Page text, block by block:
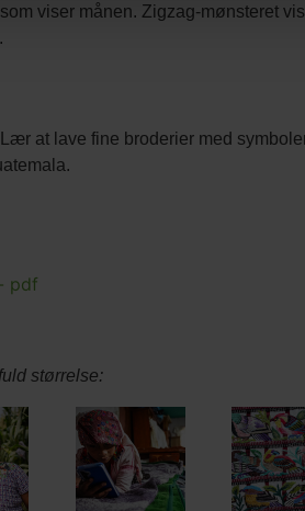
viser månen. Zigzag-mønsteret
at lave fine broderier med
pdf
størrelse: